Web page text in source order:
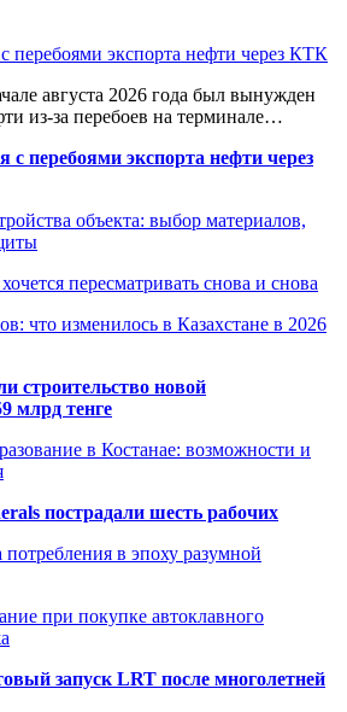
с перебоями экспорта нефти через КТК
августа 2026 года был вынужден
из-за перебоев на терминале…
с перебоями экспорта нефти через
объекта: выбор материалов,
пересматривать снова и снова
что изменилось в Казахстане в 2026
строительство новой
млрд тенге
в Костанае: возможности и
пострадали шесть рабочих
потребления в эпоху разумной
при покупке автоклавного
запуск LRT после многолетней